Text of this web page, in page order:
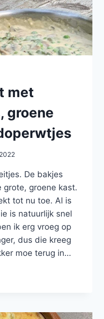
met
groene
De bakjes
grote, groene kast.
tot nu toe. Al is
is natuurlijk snel
ik erg vroeg op
dus die kreeg
moe terug in…